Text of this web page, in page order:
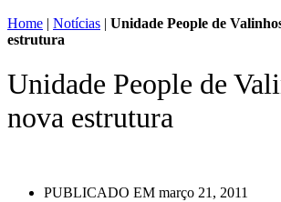
Home | Notícias | Unidade People de
estrutura
Unidade People de
nova estrutura
PUBLICADO EM março 21, 2011